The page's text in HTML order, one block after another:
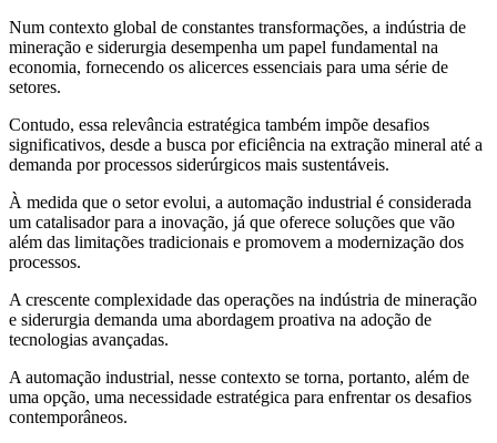
Num contexto global de constantes transformações, a indústria de
mineração e siderurgia desempenha um papel fundamental na
economia, fornecendo os alicerces essenciais para uma série de
setores.
Contudo, essa relevância estratégica também impõe desafios
significativos, desde a busca por eficiência na extração mineral até a
demanda por processos siderúrgicos mais sustentáveis.
À medida que o setor evolui, a automação industrial é considerada
um catalisador para a inovação, já que oferece soluções que vão
além das limitações tradicionais e promovem a modernização dos
processos.
A crescente complexidade das operações na indústria de mineração
e siderurgia demanda uma abordagem proativa na adoção de
tecnologias avançadas.
A automação industrial, nesse contexto se torna, portanto, além de
uma opção, uma necessidade estratégica para enfrentar os desafios
contemporâneos.